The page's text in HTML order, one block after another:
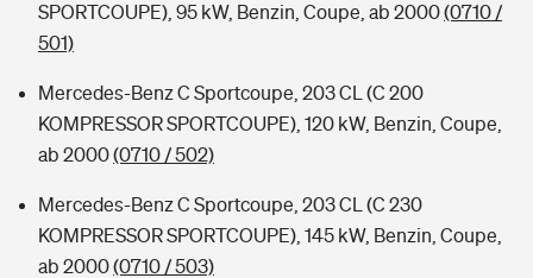
Sie haben Fragen?
SPORTCOUPE), 95 kW, Benzin, Coupe, ab 2000(0710 /
501)
Mercedes-Benz C Sportcoupe, 203 CL (C 200
KOMPRESSOR SPORTCOUPE), 120 kW, Benzin, Coupe,
ab 2000(0710 / 502)
Mercedes-Benz C Sportcoupe, 203 CL (C 230
KOMPRESSOR SPORTCOUPE), 145 kW, Benzin, Coupe,
ab 2000(0710 / 503)